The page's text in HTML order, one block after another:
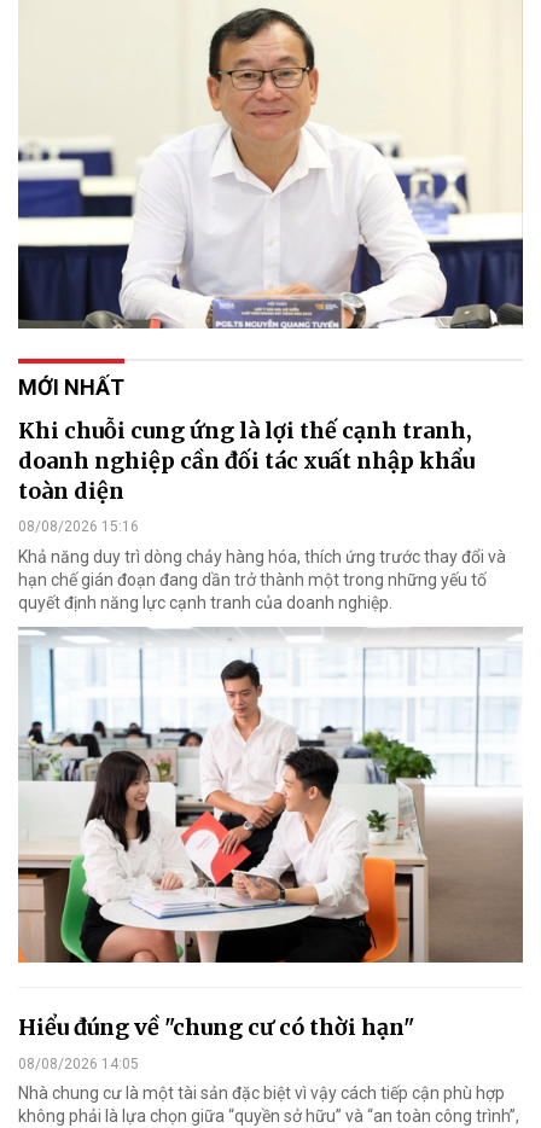
MỚI NHẤT
Khi chuỗi cung ứng là lợi thế cạnh tranh,
doanh nghiệp cần đối tác xuất nhập khẩu
toàn diện
08/08/2026 15:16
Khả năng duy trì dòng chảy hàng hóa, thích ứng trước thay đổi và
hạn chế gián đoạn đang dần trở thành một trong những yếu tố
quyết định năng lực cạnh tranh của doanh nghiệp.
Hiểu đúng về "chung cư có thời hạn"
08/08/2026 14:05
Nhà chung cư là một tài sản đặc biệt vì vậy cách tiếp cận phù hợp
không phải là lựa chọn giữa “quyền sở hữu” và “an toàn công trình”,